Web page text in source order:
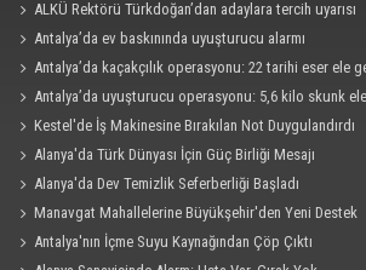
ALKÜ Rektörü Türkdoğan’dan adaylara tercih uyarısı
Antalya’da ev baskınında uyuşturucu alarmı
Antalya’da kaçakçılık operasyonu: 22 tarihi eser ele
Antalya’da uyuşturucu operasyonu: 5,6 kilo skunk
Kestel'de İş Makinesine Bırakılan Not Duygulandırdı
Alanya'da Türk Dünyası İçin Güç Birliği Mesajı
Alanya'da Dev Temizlik Seferberliği Başladı
Manavgat Mahallelerine Büyükşehir'den Yeni Destek
Antalya'nın İçme Suyu Kaynağından Çöp Çıktı